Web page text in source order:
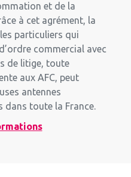
et de la
à cet agrément, la
particuliers qui
commercial avec
de litige, toute
aux AFC, peut
antennes
dans toute la France.